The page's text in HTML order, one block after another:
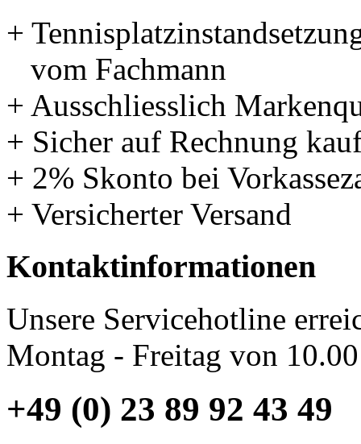
+
vom Fachmann
+ Ausschliesslich
+ Sicher auf Rechnung
+ 2% Skonto bei
+ Versicherter Versand
Kontaktinformationen
Unsere Servicehotline
Montag - Freitag von
+49 (0) 23 89 92 43 49